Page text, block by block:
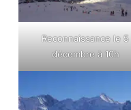
Reconnaissance le 5
décembre à 10h